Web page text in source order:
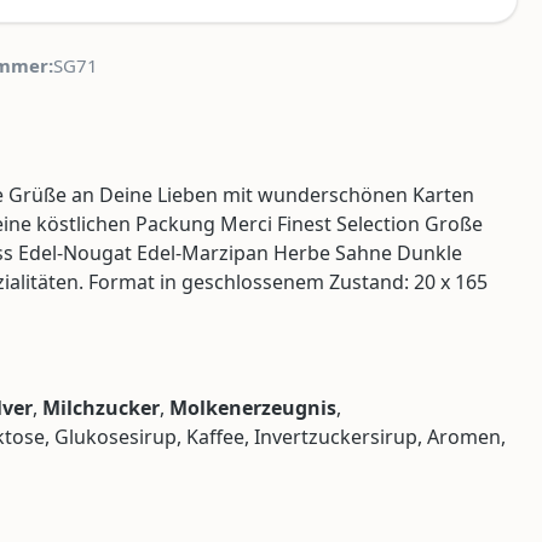
SG71
an Deine Lieben mit wunderschönen Karten
köstlichen Packung Merci Finest Selection Große
Edel-Nougat Edel-Marzipan Herbe Sahne Dunkle
Format in geschlossenem Zustand: 20 x 165
, Milchzucker, Molkenerzeugnis,
Glukosesirup, Kaffee, Invertzuckersirup, Aromen,